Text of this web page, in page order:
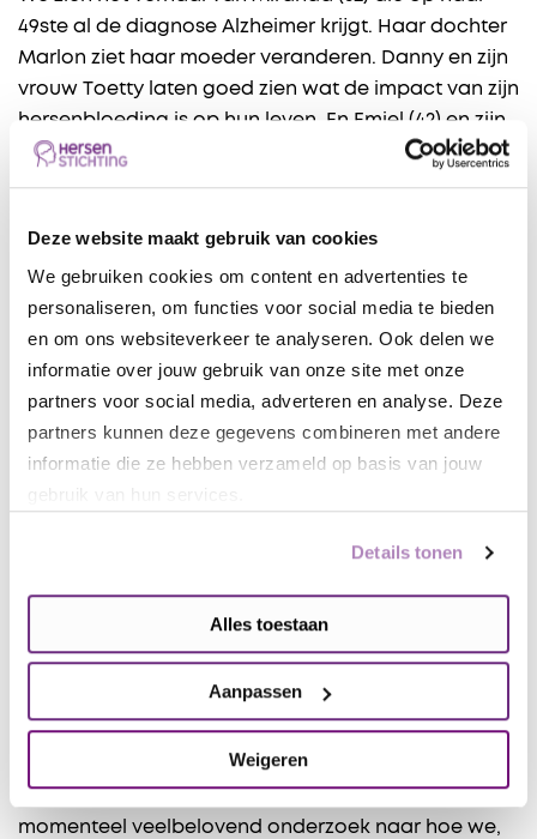
Deze website maakt gebruik van cookies
We gebruiken cookies om content en advertenties te
personaliseren, om functies voor social media te bieden
en om ons websiteverkeer te analyseren. Ook delen we
informatie over jouw gebruik van onze site met onze
partners voor social media, adverteren en analyse. Deze
partners kunnen deze gegevens combineren met andere
informatie die ze hebben verzameld op basis van jouw
gebruik van hun services.
Details tonen
Alles toestaan
Aanpassen
Weigeren
49ste al de diagnose Alzheimer krijgt. Haar dochter
Marlon ziet haar moeder veranderen. Danny en zijn
vrouw Toetty laten goed zien wat de impact van zijn
hersenbloeding is op hun leven. En Emiel (42) en zijn
vrouw Alexandra vertellen hoe een ongeneeslijke
kwaadaardige hersentumor, hun leven op z’n kop
niet voor mij, dan is het voor de mensen die na mij
komen”, aldus Emiel.
iedereen overkomen”, aldus Waas.
het onderzoek naar dementie is. Neuroloog Karin
Klijn van het Radboud UMC vertelt over een
bijzondere samenwerking om mensen na een
beroerte beter te kunnen helpen. En Dannis van
Vuurden van het Prinses Máxima Centrum doet
momenteel veelbelovend onderzoek naar hoe we,